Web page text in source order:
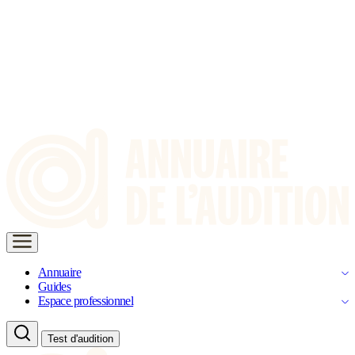
Annuaire
Guides
Espace professionnel
Test d'audition